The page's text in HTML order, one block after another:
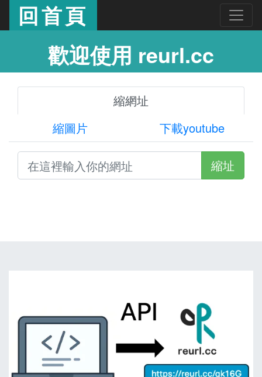
回首頁
歡迎使用 reurl.cc
縮網址
縮圖片
下載youtube
縮址